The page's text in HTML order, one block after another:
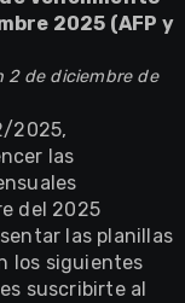
2025 (AFP y
2 de diciembre de
2025,
las
del 2025
las planillas
los siguientes
suscribirte al